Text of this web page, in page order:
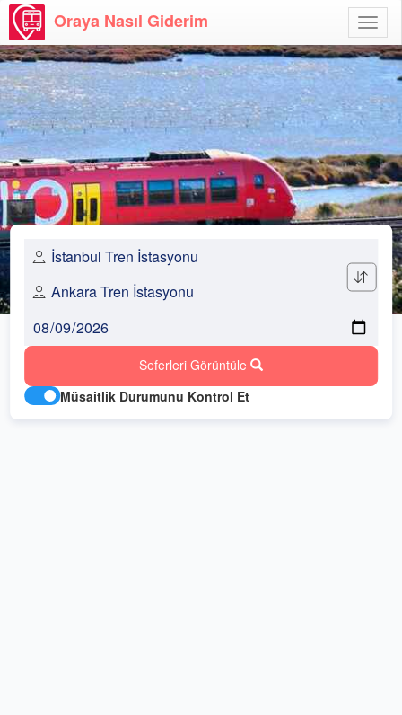
Aç
Oraya Nasıl Giderim
Seferleri Görüntüle
Müsaitlik Durumunu Kontrol Et